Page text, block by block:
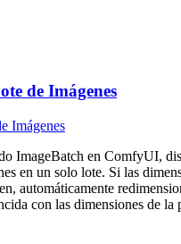
de Imágenes
Imágenes
ImageBatch en ComfyUI,
en un solo lote. Si las
automáticamente
con las dimensiones de la